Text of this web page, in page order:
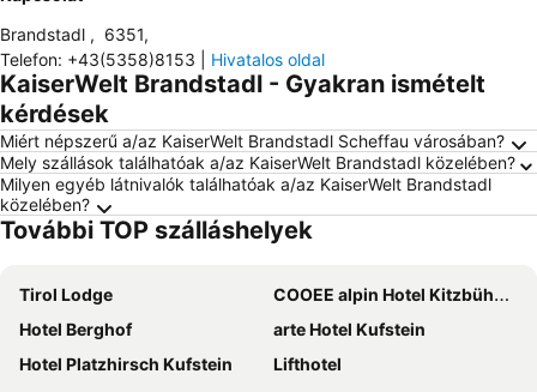
Brandstadl , 6351,
Telefon: +43(5358)8153 Hivatalos oldal
KaiserWelt Brandstadl - Gyakran ismételt
kérdések
Miért népszerű a/az KaiserWelt Brandstadl Scheffau városában?
Mely szállások találhatóak a/az KaiserWelt Brandstadl közelében?
Milyen egyéb látnivalók találhatóak a/az KaiserWelt Brandstadl
közelében?
További TOP szálláshelyek
Tirol Lodge
COOEE alpin Hotel Kitzbüheler Alpen
Hotel Berghof
arte Hotel Kufstein
Hotel Platzhirsch Kufstein
Lifthotel